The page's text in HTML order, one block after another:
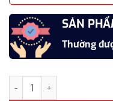
SẢN
Thường
Đèn bàn cảm ứng màu